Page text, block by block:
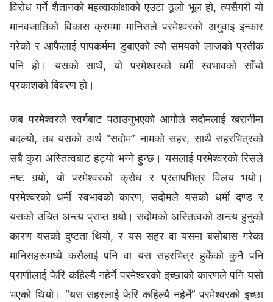
विरोध गर्ने शैतानको महत्वाकांक्षाको एउटा ठूलो भूल हो, त्यसैगरी यो
मानवजातिको विकास क्रममा मानिसले परमेश्‍वरको अगुवाइ इन्कार
गरेको र आफैलाई पापकर्ममा डुबाएको त्यो समयको लाजको प्रतीक
पनि हो। यसको साथै, यो परमेश्‍वरको धर्मी स्वभावको साँचो
प्रकाशको विवरण हो।
जब परमेश्‍वरले स्वर्गबाट पठाउनुभएको आगोले सदोमलाई खरानीमा
बदल्यो, तब यसको अर्थ “सदोम” नामको सहर, साथै सहरभित्रको
सबै कुरा अस्तित्वबाट हट्यो भन्‍ने हुन्छ। यसलाई परमेश्‍वरको रिसले
नष्ट गर्‍यो, यो परमेश्‍वरको क्रोध र प्रतापभित्र विलय भयो।
परमेश्‍वरको धर्मी स्वभावको कारण, सदोमले यसको धर्मी दण्ड र
यसको उचित अन्त्य प्राप्त गर्‍यो। सदोमको अस्तित्वको अन्त्य हुनुको
कारण यसको दुष्टता थियो, र यस सहर वा यसमा बसोबास गरेका
मानिसहरूमध्ये कसैलाई पनि वा यस सहरभित्र हुर्केको कुनै पनि
प्राणीलाई फेरि कहिल्यै नहेर्ने परमेश्‍वरको इच्‍छाको कारणले पनि यसो
भएको थियो। “यस सहरलाई फेरि कहिल्यै नहेर्ने” परमेश्‍वरको इच्‍छा